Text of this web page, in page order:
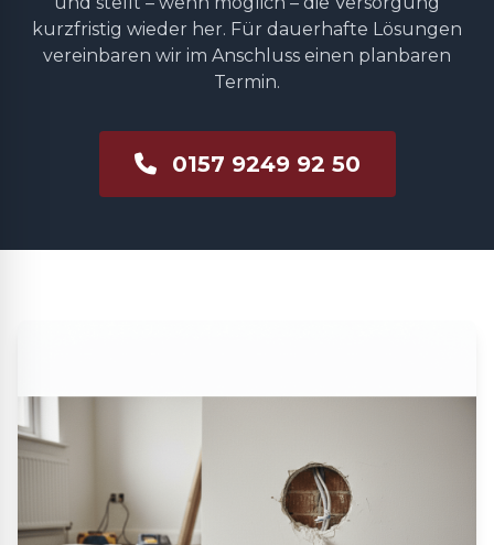
kurzfristig wieder her. Für dauerhafte Lösungen
vereinbaren wir im Anschluss einen planbaren
Termin.
0157 9249 92 50